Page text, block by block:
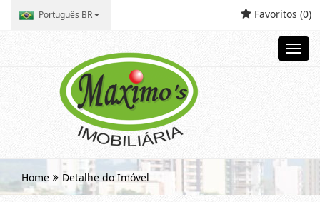
Português BR Favoritos (0)
Home Detalhe do Imóvel